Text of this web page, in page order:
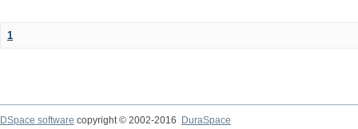
1
DSpace software copyright © 2002-2016
DuraSpace